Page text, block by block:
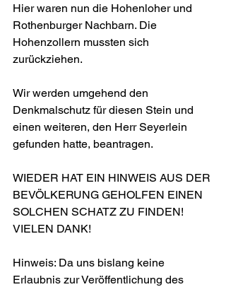
Hier waren nun die Hohenloher und
Rothenburger Nachbarn. Die
Hohenzollern mussten sich
zurückziehen.
Wir werden umgehend den
Denkmalschutz für diesen Stein und
einen weiteren, den Herr Seyerlein
gefunden hatte, beantragen.
WIEDER HAT EIN HINWEIS AUS DER
BEVÖLKERUNG GEHOLFEN EINEN
SOLCHEN SCHATZ ZU FINDEN!
VIELEN DANK!
Hinweis: Da uns bislang keine
Erlaubnis zur Veröffentlichung des